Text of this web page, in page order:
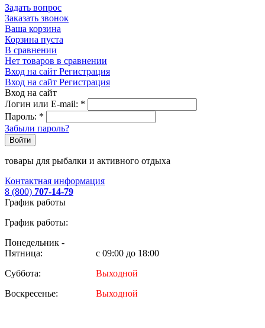
Задать вопрос
Заказать звонок
Ваша корзина
Корзина пуста
В сравнении
Нет товаров в сравнении
Вход на сайт Регистрация
Вход на сайт Регистрация
Вход на сайт
Логин или E-mail: *
Пароль: *
Забыли пароль?
Войти
товары для рыбалки и активного отдыха
Контактная информация
8 (800) 707-14-79
График работы
График работы:
Понедельник -
Пятница:
с 09:00 до 18:00
Суббота:
Выходной
Воскресенье:
Выходной